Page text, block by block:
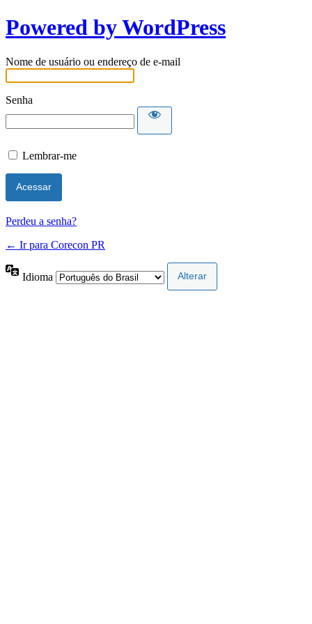
Powered by WordPress
Nome de usuário ou endereço de e-mail
Senha
Lembrar-me
Perdeu a senha?
← Ir para Corecon PR
Idioma